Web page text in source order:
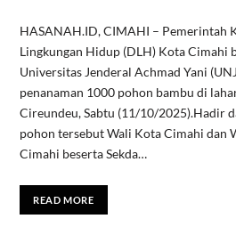
HASANAH.ID, CIMAHI – Pemerintah
Lingkungan Hidup (DLH) Kota Cimahi
Universitas Jenderal Achmad Yani
penanaman 1000 pohon bambu di
Cireundeu, Sabtu (11/10/2025).‎‎Hadir
pohon tersebut Wali Kota Cimahi dan
Cimahi beserta Sekda…
READ MORE